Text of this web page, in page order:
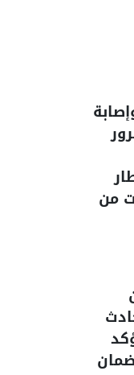
من